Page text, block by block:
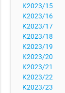
K2023/15
K2023/16
K2023/17
K2023/18
K2023/19
K2023/20
K2023/21
K2023/22
K2023/23